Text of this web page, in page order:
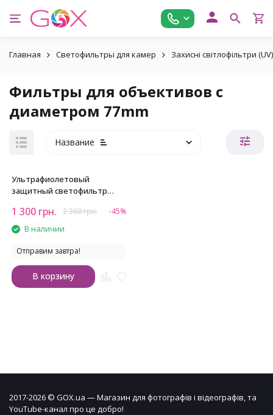
Главная Светофильтры для камер Захисні світлофільтри (UV)
Фильтры для объективов с
диаметром 77mm
Название
Ультрафиолетовый
защитный светофильтр
1 300 грн. 2 360грн. -45%
В наличии
Отправим завтра!
В корзину
2017-2026 © GOX.ua — Магазин для фотографів і відеографів, та
YouTube-канал про це добро!